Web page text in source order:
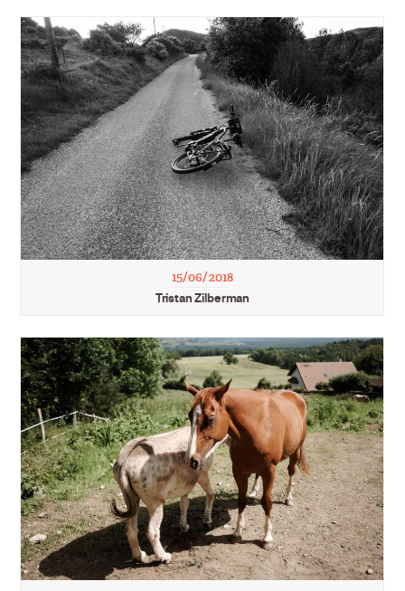
15/06/2018
Tristan Zilberman